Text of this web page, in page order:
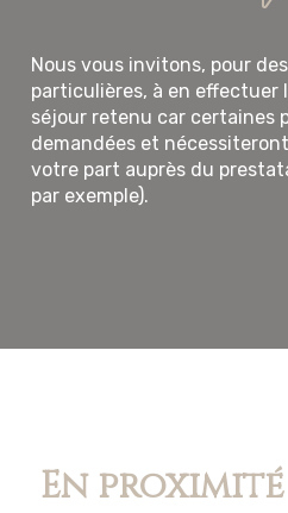
Nous vous invitons, pour
particulières, à en effectuer
séjour retenu car certaines
demandées et
votre part auprès du
par exemple).
En